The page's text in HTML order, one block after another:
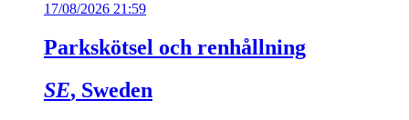
17/08/2026 21:59
Parkskötsel och renhållning
SE, Sweden